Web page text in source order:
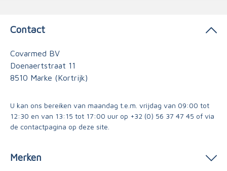
Contact
Covarmed BV
Doenaertstraat 11
8510 Marke (Kortrijk)
U kan ons bereiken van maandag t.e.m. vrijdag van 09:00 tot
12:30 en van 13:15 tot 17:00 uur op +32 (0) 56 37 47 45 of via
de contactpagina op deze site.
Merken